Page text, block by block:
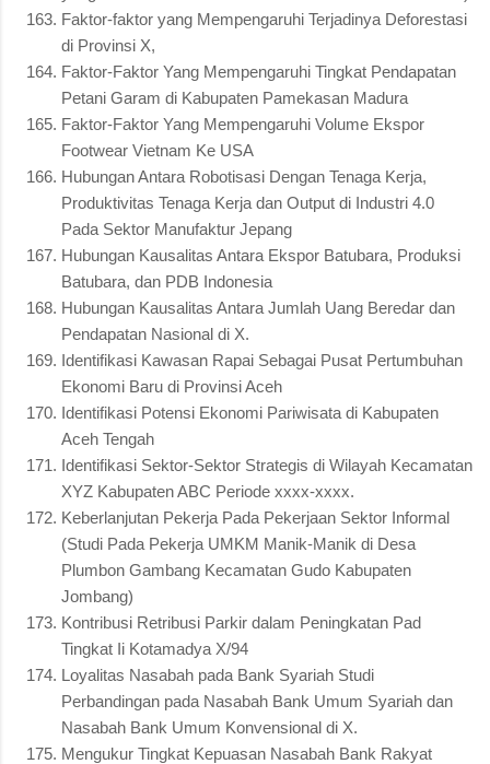
Faktor-faktor yang Mempengaruhi Terjadinya Deforestasi
di Provinsi X,
Faktor-Faktor Yang Mempengaruhi Tingkat Pendapatan
Petani Garam di Kabupaten Pamekasan Madura
Faktor-Faktor Yang Mempengaruhi Volume Ekspor
Footwear Vietnam Ke USA
Hubungan Antara Robotisasi Dengan Tenaga Kerja,
Produktivitas Tenaga Kerja dan Output di Industri 4.0
Pada Sektor Manufaktur Jepang
Hubungan Kausalitas Antara Ekspor Batubara, Produksi
Batubara, dan PDB Indonesia
Hubungan Kausalitas Antara Jumlah Uang Beredar dan
Pendapatan Nasional di X.
Identifikasi Kawasan Rapai Sebagai Pusat Pertumbuhan
Ekonomi Baru di Provinsi Aceh
Identifikasi Potensi Ekonomi Pariwisata di Kabupaten
Aceh Tengah
Identifikasi Sektor-Sektor Strategis di Wilayah Kecamatan
XYZ Kabupaten ABC Periode xxxx-xxxx.
Keberlanjutan Pekerja Pada Pekerjaan Sektor Informal
(Studi Pada Pekerja UMKM Manik-Manik di Desa
Plumbon Gambang Kecamatan Gudo Kabupaten
Jombang)
Kontribusi Retribusi Parkir dalam Peningkatan Pad
Tingkat Ii Kotamadya X/94
Loyalitas Nasabah pada Bank Syariah Studi
Perbandingan pada Nasabah Bank Umum Syariah dan
Nasabah Bank Umum Konvensional di X.
Mengukur Tingkat Kepuasan Nasabah Bank Rakyat